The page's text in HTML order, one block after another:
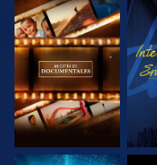
EXPLORA LAS
SERIES